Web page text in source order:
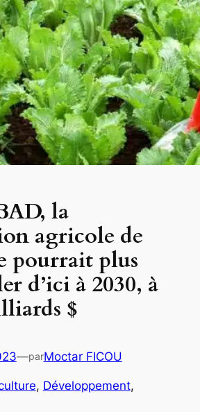
la
agricole de
pourrait plus
d’ici à 2030, à
$
—parMoctar FICOU
, Développement